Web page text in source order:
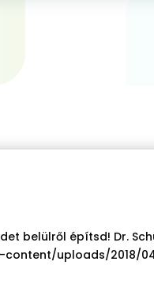
belülről építsd! Dr.
uploads/2018/04/